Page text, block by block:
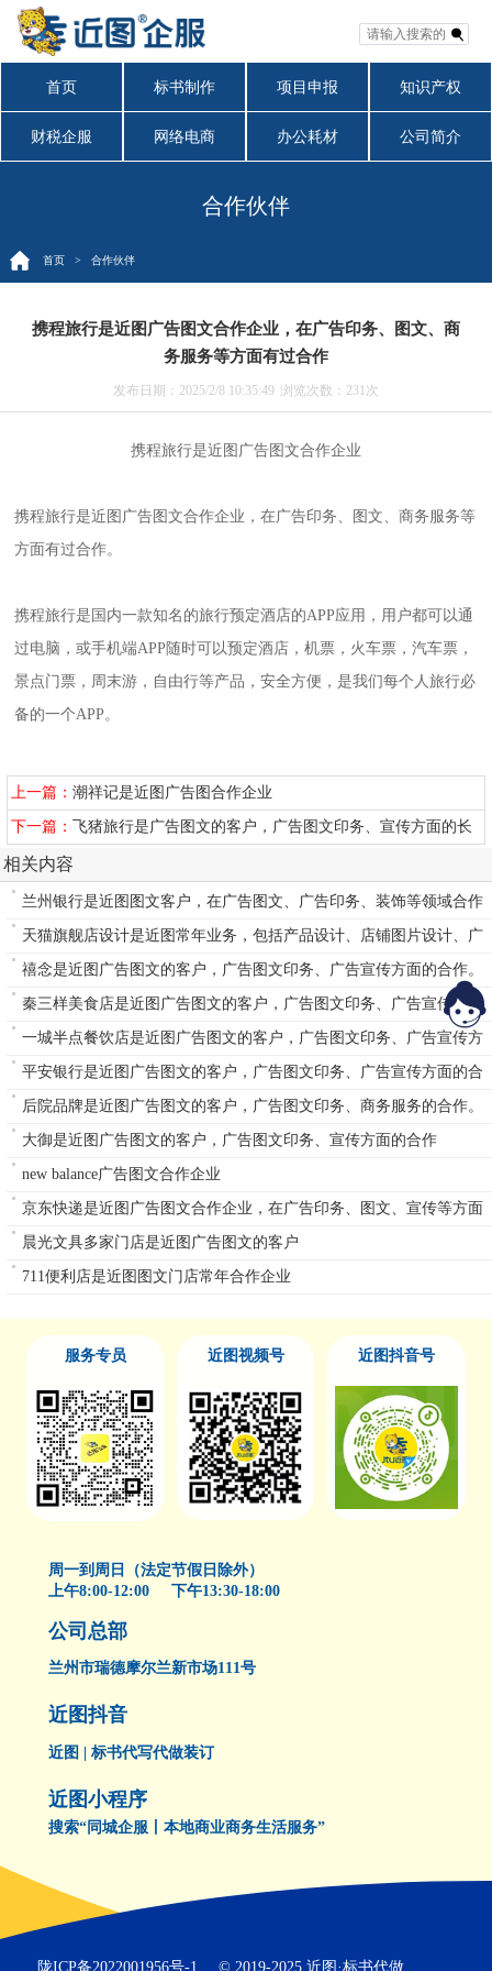
首页 标书制作 项目申报 知识产权
财税企服 网络电商 办公耗材 公司简介
合作伙伴
首页> 合作伙伴
携程旅行是近图广告图文合作企业，在广告印务、图文、商
务服务等方面有过合作
发布日期：2025/2/8 10:35:49 浏览次数： 231次
携程旅行是近图广告图文合作企业
携程旅行是近图广告图文合作企业，在广告印务、图文、商务服务等
方面有过合作。
携程旅行是国内一款知名的旅行预定酒店的APP应用，用户都可以通
过电脑，或手机端APP随时可以预定酒店，机票，火车票，汽车票，
景点门票，周末游，自由行等产品，安全方便，是我们每个人旅行必
备的一个APP。
上一篇：潮祥记是近图广告图合作企业
下一篇：飞猪旅行是广告图文的客户，广告图文印务、宣传方面的长
期合作
相关内容
兰州银行是近图图文客户，在广告图文、广告印务、装饰等领域合作
天猫旗舰店设计是近图常年业务，包括产品设计、店铺图片设计、广
告图文设计制作等。
禧念是近图广告图文的客户，广告图文印务、广告宣传方面的合作。
秦三样美食店是近图广告图文的客户，广告图文印务、广告宣传方面
的合作
一城半点餐饮店是近图广告图文的客户，广告图文印务、广告宣传方
面的合作。
平安银行是近图广告图文的客户，广告图文印务、广告宣传方面的合
作
后院品牌是近图广告图文的客户，广告图文印务、商务服务的合作。
大御是近图广告图文的客户，广告图文印务、宣传方面的合作
new balance广告图文合作企业
京东快递是近图广告图文合作企业，在广告印务、图文、宣传等方面
有过合作
晨光文具多家门店是近图广告图文的客户
711便利店是近图图文门店常年合作企业
服务专员 近图视频号 近图抖音号
周一到周日（法定节假日除外）
上午8:00-12:00 下午13:30-18:00
公司总部
兰州市瑞德摩尔兰新市场111号
近图抖音
近图 | 标书代写代做装订
近图小程序
搜索“同城企服丨本地商业商务生活服务”
陇ICP备2022001956号-1 © 2019-2025 近图·标书代做